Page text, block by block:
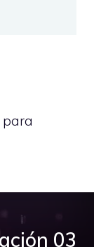
para
03